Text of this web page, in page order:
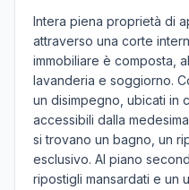
Intera piena proprietà di
attraverso una corte
immobiliare è composta,
lavanderia e soggiorno.
un disimpegno, ubicati in
accessibili dalla
si trovano un bagno, un
esclusivo. Al piano
ripostigli mansardati e un